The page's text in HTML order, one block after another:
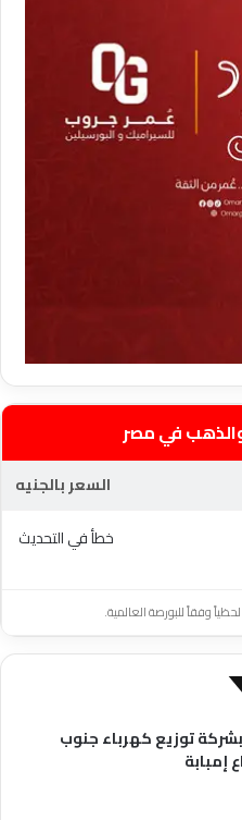
في مصر
السعر بالجنيه
خطأ في التحديث
وفقاً للبورصة العالمية.
توزيع كهرباء جنوب
إمبابة